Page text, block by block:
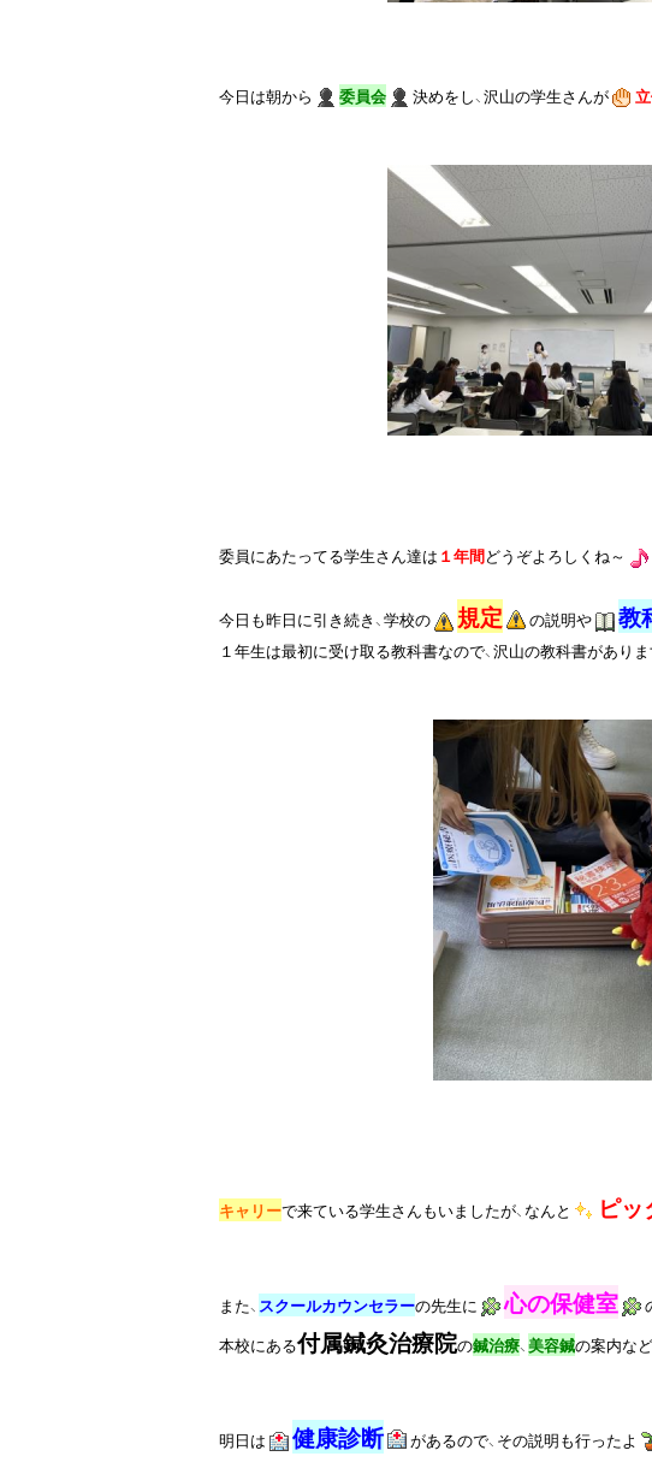
今日は朝から 委員会 決めをし、沢山の学生さんが
委員にあたってる学生さん達は １年間どうぞよろしくね～
今日も昨日に引き続き、学校の 規定 の説明や 教
１年生は最初に受け取る教科書なので、沢山の教科書があり
キャリーで来ている学生さんもいましたが、なんと ピッ
また、 スクールカウンセラーの先生に 心の保健室
本校にある付属鍼灸治療院の鍼治療、 美容鍼の案内な
明日は 健康診断 があるので、その説明も行ったよ